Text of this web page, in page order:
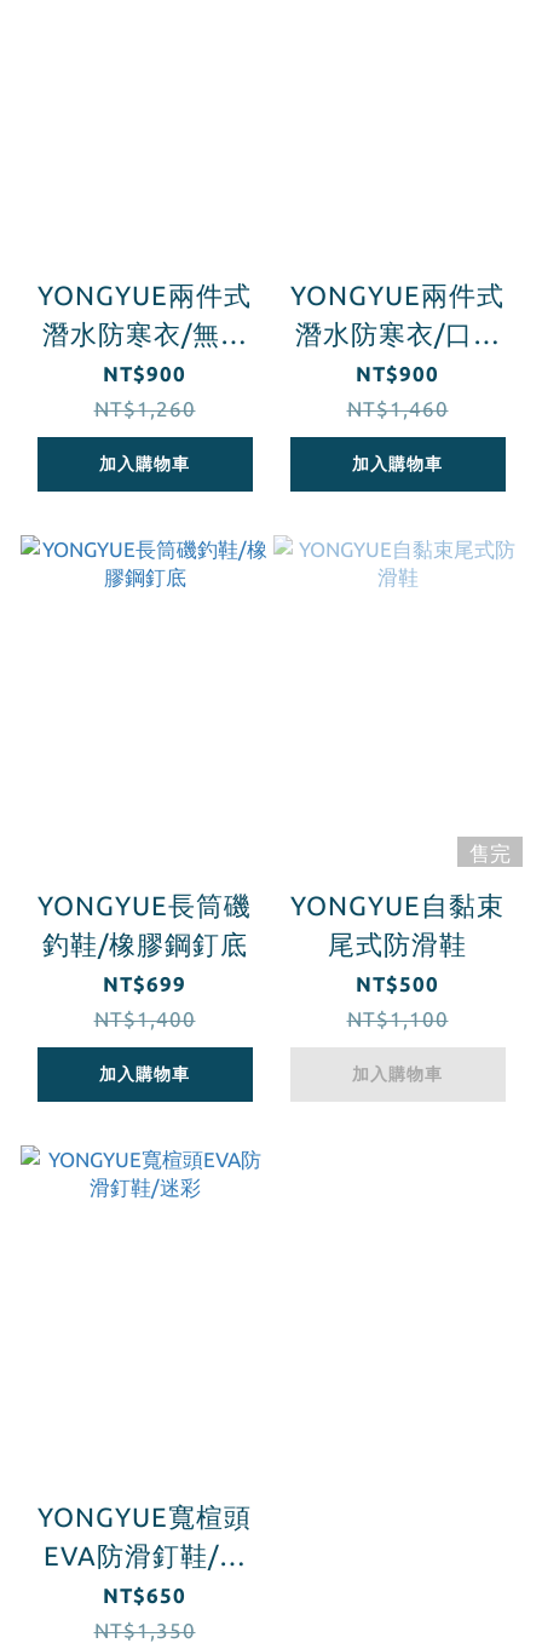
YONGYUE兩件式
潛水防寒衣/無口
袋款
NT$900
NT$1,260
加入購物車
YONGYUE兩件式
潛水防寒衣/口袋
款
NT$900
NT$1,460
加入購物車
YONGYUE長筒磯
釣鞋/橡膠鋼釘底
NT$699
NT$1,400
加入購物車
售完
YONGYUE自黏束
尾式防滑鞋
NT$500
NT$1,100
加入購物車
YONGYUE寬楦頭
EVA防滑釘鞋/迷
彩
NT$650
NT$1,350